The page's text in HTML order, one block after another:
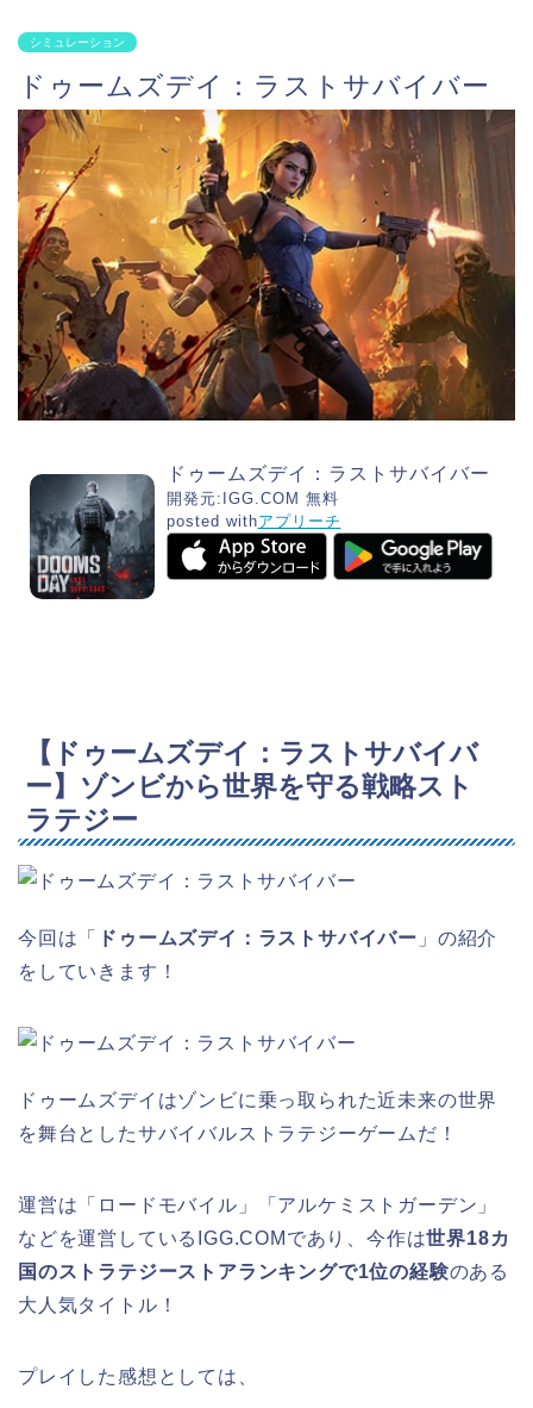
シミュレーション
ドゥームズデイ：ラストサバイバー
ドゥームズデイ：ラストサバイバー
開発元: IGG.COM 無料
posted withアプリーチ
【ドゥームズデイ：ラストサバイバ
ー】ゾンビから世界を守る戦略スト
ラテジー
今回は「 ドゥームズデイ：ラストサバイバー 」の紹介
をしていきます！
ドゥームズデイはゾンビに乗っ取られた近未来の世界
を舞台としたサバイバルストラテジーゲームだ！
運営は「ロードモバイル」「アルケミストガーデン」
などを運営しているIGG.COMであり、今作は世界18カ
国のストラテジーストアランキングで1位の経験のある
大人気タイトル！
プレイした感想としては、